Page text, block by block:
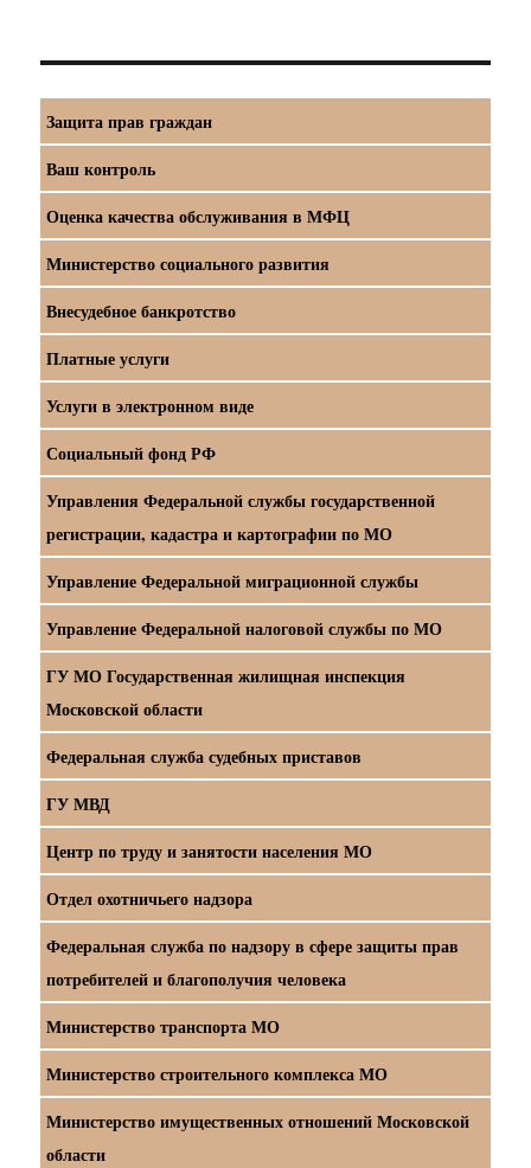
Защита прав граждан
Ваш контроль
Оценка качества обслуживания в МФЦ
Министерство социального развития
Внесудебное банкротство
Платные услуги
Услуги в электронном виде
Социальный фонд РФ
Управления Федеральной службы государственной
регистрации, кадастра и картографии по МО
Управление Федеральной миграционной службы
Управление Федеральной налоговой службы по МО
ГУ МО Государственная жилищная инспекция
Московской области
Федеральная служба судебных приставов
ГУ МВД
Центр по труду и занятости населения МО
Отдел охотничьего надзора
Федеральная служба по надзору в сфере защиты прав
потребителей и благополучия человека
Министерство транспорта МО
Министерство строительного комплекса МО
Министерство имущественных отношений Московской
области